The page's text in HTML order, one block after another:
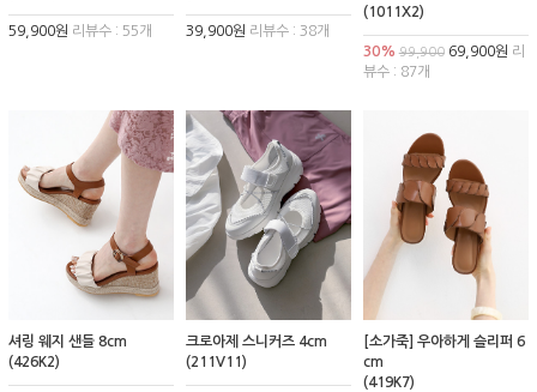
59,900원 리뷰수 : 55개 39,900원 리뷰수 : 38개
(1011X2)
30% 99,90069,900원 리
뷰수 : 87개
셔링 웨지 샌들 8cm
(426K2)
크로아제 스니커즈 4cm
(211V11)
[소가죽] 우아하게 슬리퍼 6
cm
(419K7)